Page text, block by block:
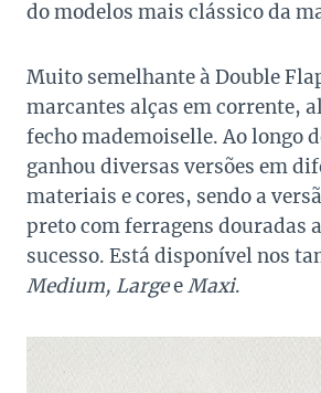
do modelos mais clássico da
Muito semelhante à Double
marcantes alças em corrente,
fecho mademoiselle. Ao longo
ganhou diversas versões em
materiais e cores, sendo a
preto com ferragens douradas
sucesso. Está disponível nos
Medium, LargeeMaxi.